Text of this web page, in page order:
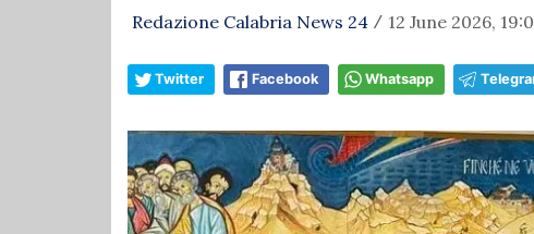
Redazione Calabria News 24 / 12 June 2026,
Twitter Facebook Whatsapp